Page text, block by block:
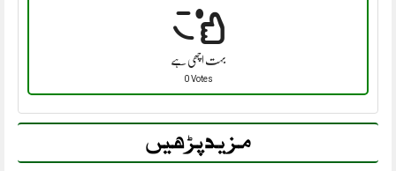
بہت اچھی ہے
0 Votes
مزید پڑھیں